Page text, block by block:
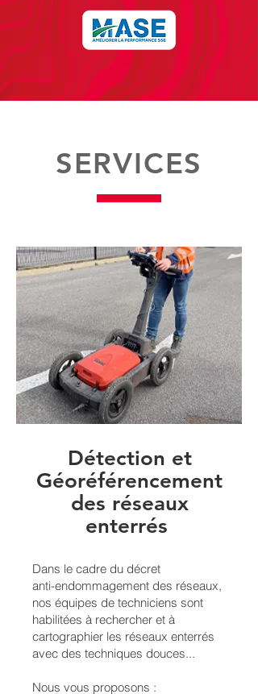
SERVICES
Détection et
Géoréférencement
des réseaux
enterrés
Dans le cadre du décret
anti-endommagement des réseaux,
nos équipes de techniciens sont
habilitées à rechercher et à
cartographier les réseaux enterrés
avec des techniques douces...
Nous vous proposons :